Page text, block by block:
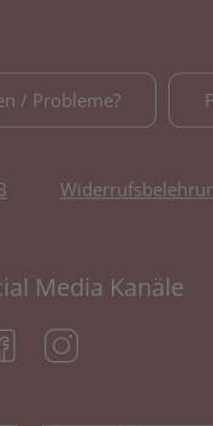
/ Probleme?
Media Kanäle
(öffnet in neuem Tab)